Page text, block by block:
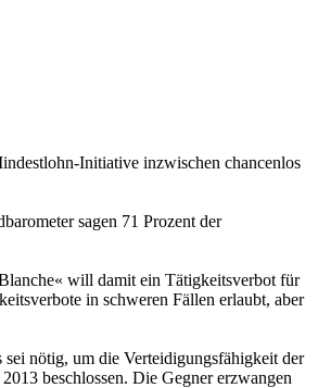
Initiative inzwischen chancenlos
sagen 71 Prozent der
will damit ein Tätigkeitsverbot für
in schweren Fällen erlaubt, aber
nötig, um die Verteidigungsfähigkeit der
beschlossen. Die Gegner erzwangen